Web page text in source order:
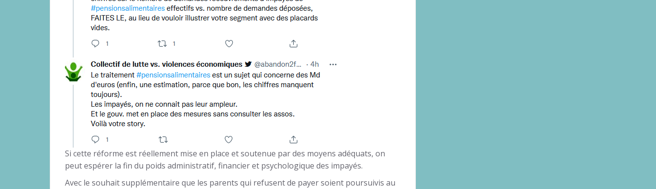
Si cette réforme est réellement mise en place et soutenue par des moyens adéquats, on
peut espérer la fin du poids administratif, financier et psychologique des impayés.
Avec le souhait supplémentaire que les parents qui refusent de payer soient poursuivis au